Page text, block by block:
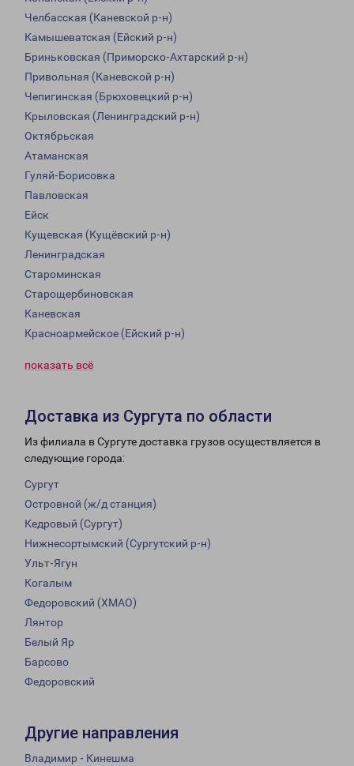
Челбасская (Каневской р-н)
Камышеватская (Ейский р-н)
Бриньковская (Приморско-Ахтарский р-н)
Привольная (Каневской р-н)
Чепигинская (Брюховецкий р-н)
Крыловская (Ленинградский р-н)
Октябрьская
Атаманская
Гуляй-Борисовка
Павловская
Ейск
Кущевская (Кущёвский р-н)
Ленинградская
Староминская
Старощербиновская
Каневская
Красноармейское (Ейский р-н)
показать всё
Доставка из Сургута по области
Из филиала в Сургуте доставка грузов осуществляется в
следующие города:
Сургут
Островной (ж/д станция)
Кедровый (Сургут)
Нижнесортымский (Сургутский р-н)
Ульт-Ягун
Когалым
Федоровский (ХМАО)
Лянтор
Белый Яр
Барсово
Федоровский
Другие направления
Владимир - Кинешма